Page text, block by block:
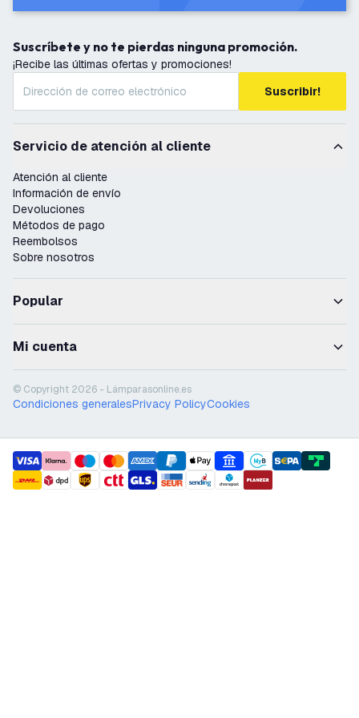
Suscríbete y no te pierdas ninguna promoción.
¡Recibe las últimas ofertas y promociones!
Suscribir!
Servicio de atención al cliente
Atención al cliente
Información de envío
Devoluciones
Métodos de pago
Reembolsos
Sobre nosotros
Popular
Mi cuenta
© Copyright 2026 - Lámparasonline.es
Condiciones generalesPrivacy PolicyCookies
payment methods
shipment methods